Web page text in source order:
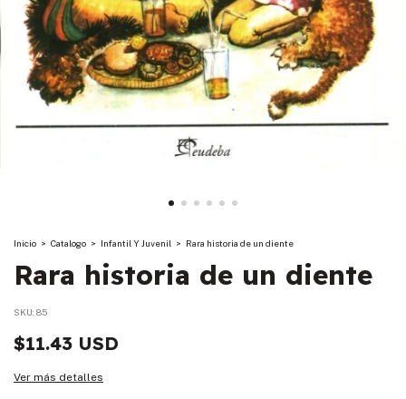
Inicio > Catalogo > Infantil Y Juvenil > Rara historia de un diente
Rara historia de un diente
SKU: 85
$11.43 USD
Ver más detalles